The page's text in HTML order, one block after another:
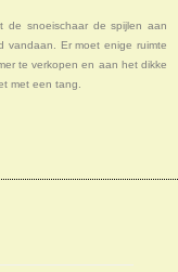
de snoeischaar de spijlen aan
vandaan. Er moet enige ruimte
te verkopen en aan het dikke
met een tang.